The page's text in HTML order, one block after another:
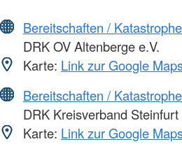
Bereitschaften /
DRK OV Altenberge e.V.
Karte: Link zur Google
Bereitschaften /
DRK Kreisverband Steinfurt
Karte: Link zur Google